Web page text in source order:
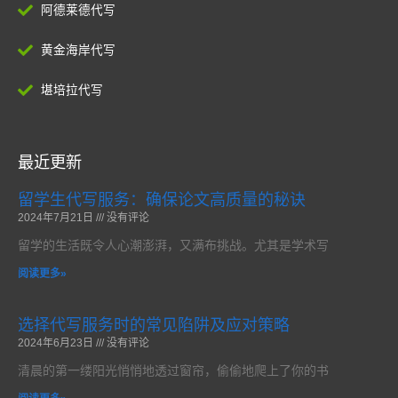
阿德莱德代写
黄金海岸代写
堪培拉代写
最近更新
留学生代写服务：确保论文高质量的秘诀
2024年7月21日 没有评论
留学的生活既令人心潮澎湃，又满布挑战。尤其是学术写
阅读更多»
选择代写服务时的常见陷阱及应对策略
2024年6月23日 没有评论
清晨的第一缕阳光悄悄地透过窗帘，偷偷地爬上了你的书